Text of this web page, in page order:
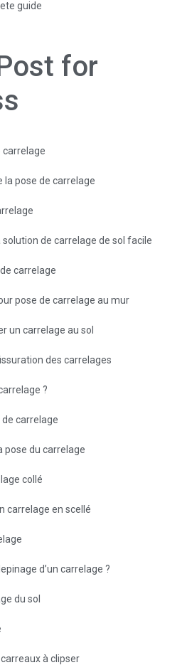
guide
for
carrelage
la pose de carrelage
solution de carrelage de sol facile
carrelage
pose de carrelage au mur
un carrelage au sol
des carrelages
?
carrelage
pose du carrelage
collé
carrelage en scellé
d’un carrelage ?
du sol
à clipser